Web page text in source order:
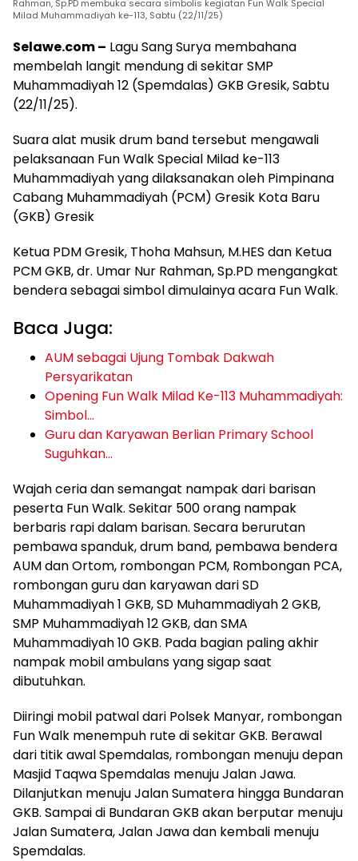
Rahman, Sp.PD membuka secara simbolis kegiatan Fun Walk Special
Milad Muhammadiyah ke-113, Sabtu (22/11/25)
Selawe.com – Lagu Sang Surya membahana
membelah langit mendung di sekitar SMP
Muhammadiyah 12 (Spemdalas) GKB Gresik, Sabtu
(22/11/25).
Suara alat musik drum band tersebut mengawali
pelaksanaan Fun Walk Special Milad ke-113
Muhammadiyah yang dilaksanakan oleh Pimpinana
Cabang Muhammadiyah (PCM) Gresik Kota Baru
(GKB) Gresik
Ketua PDM Gresik, Thoha Mahsun, M.HES dan Ketua
PCM GKB, dr. Umar Nur Rahman, Sp.PD mengangkat
bendera sebagai simbol dimulainya acara Fun Walk.
Baca Juga:
AUM sebagai Ujung Tombak Dakwah
Persyarikatan
Opening Fun Walk Milad Ke-113 Muhammadiyah:
Simbol…
Guru dan Karyawan Berlian Primary School
Suguhkan…
Wajah ceria dan semangat nampak dari barisan
peserta Fun Walk. Sekitar 500 orang nampak
berbaris rapi dalam barisan. Secara berurutan
pembawa spanduk, drum band, pembawa bendera
AUM dan Ortom, rombongan PCM, Rombongan PCA,
rombongan guru dan karyawan dari SD
Muhammadiyah 1 GKB, SD Muhammadiyah 2 GKB,
SMP Muhammadiyah 12 GKB, dan SMA
Muhammadiyah 10 GKB. Pada bagian paling akhir
nampak mobil ambulans yang sigap saat
dibutuhkan.
Diiringi mobil patwal dari Polsek Manyar, rombongan
Fun Walk menempuh rute di sekitar GKB. Berawal
dari titik awal Spemdalas, rombongan menuju depan
Masjid Taqwa Spemdalas menuju Jalan Jawa.
Dilanjutkan menuju Jalan Sumatera hingga Bundaran
GKB. Sampai di Bundaran GKB akan berputar menuju
Jalan Sumatera, Jalan Jawa dan kembali menuju
Spemdalas.